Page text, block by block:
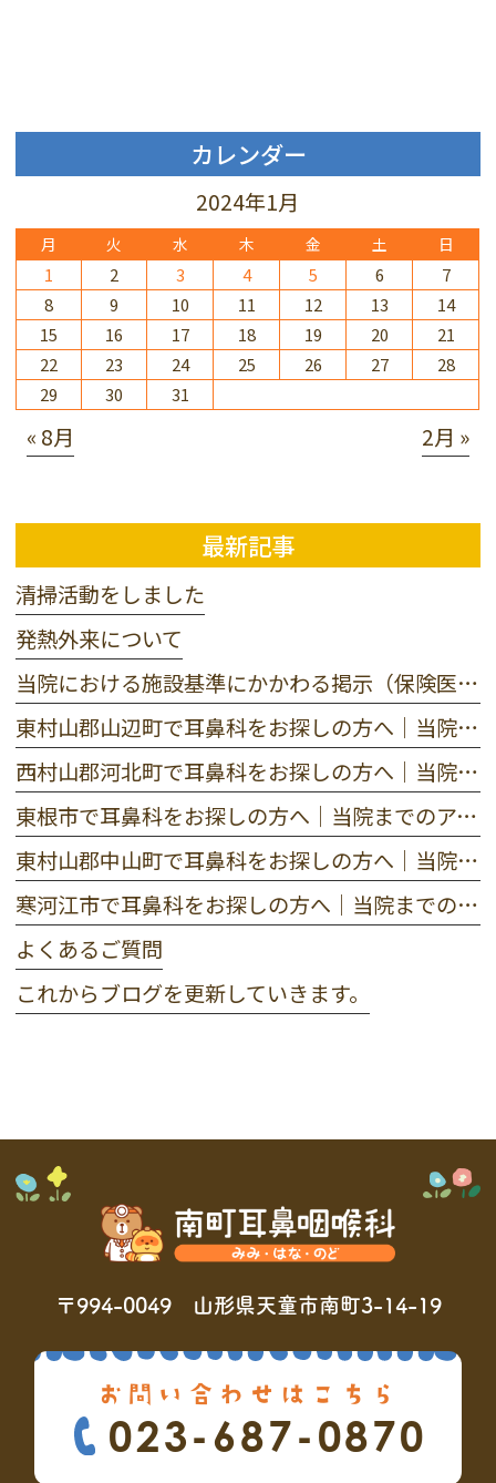
カレンダー
2024年1月
月 火 水 木 金 土 日
1 2 3 4 5 6
7
8
9 10 11 12 13
14
15
16 17 18 19 20
21
22
23 24 25 26 27
28
29
30 31
« 8月 2月 »
最新記事
清掃活動をしました
発熱外来について
当院における施設基準にかかわる掲示（保険医療機関における書面掲示）
東村山郡山辺町で耳鼻科をお探しの方へ｜当院までのアクセス
西村山郡河北町で耳鼻科をお探しの方へ｜当院までのアクセス
東根市で耳鼻科をお探しの方へ｜当院までのアクセス
東村山郡中山町で耳鼻科をお探しの方へ｜当院までのアクセス
寒河江市で耳鼻科をお探しの方へ｜当院までのアクセス
よくあるご質問
これからブログを更新していきます。
〒994-0049 山形県天童市南町3-14-19
お問い合わせはこちら
023-687-0870